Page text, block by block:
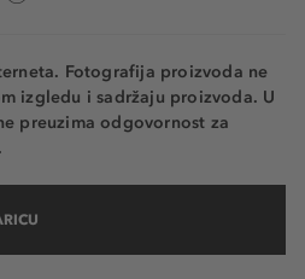
Fotografija proizvoda ne
izgledu i sadržaju proizvoda. U
preuzima odgovornost za